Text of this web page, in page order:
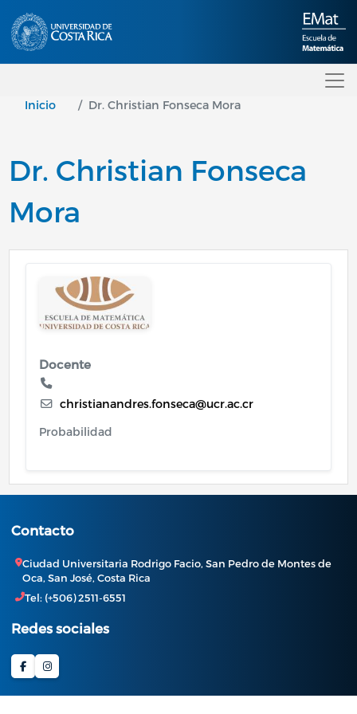
Inicio Dr. Christian Fonseca Mora
Dr. Christian Fonseca
Mora
Image
Docente
christianandres.fonseca@ucr.ac.cr
Probabilidad
Contacto
Ciudad Universitaria Rodrigo Facio, San Pedro de Montes de
Oca, San José, Costa Rica
Tel: (+506) 2511-6551
Redes sociales